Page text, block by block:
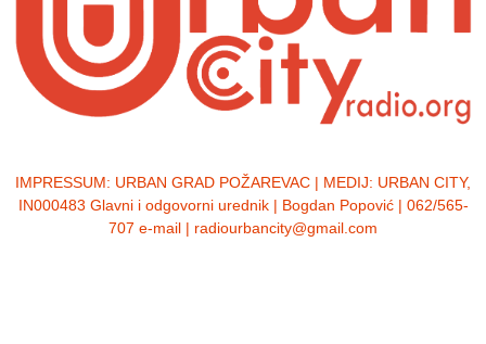
IMPRESSUM: URBAN GRAD POŽAREVAC | MEDIJ: URBAN CITY,
IN000483 Glavni i odgovorni urednik | Bogdan Popović | 062/565-
707 e-mail | radiourbancity@gmail.com